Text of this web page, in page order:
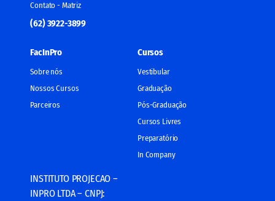
Contato - Matriz
(62) 3922-3899
FacInPro
Sobre nós
Nossos Cursos
Parceiros
Cursos
Vestibular
Graduação
Pós-Graduação
Cursos Livres
Preparatório
In Company
INSTITUTO PROJECAO –
INPRO LTDA – CNPJ: